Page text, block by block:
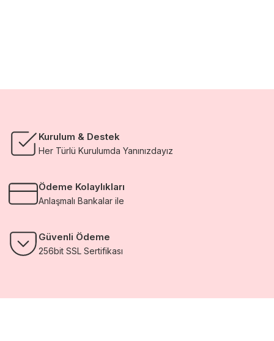
Kurulum & Destek
Her Türlü Kurulumda Yanınızdayız
Ödeme Kolaylıkları
Anlaşmalı Bankalar ile
Güvenli Ödeme
256bit SSL Sertifikası